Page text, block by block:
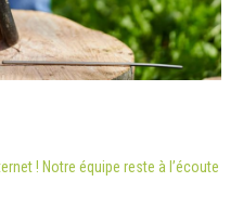
! Notre équipe reste à l’écoute